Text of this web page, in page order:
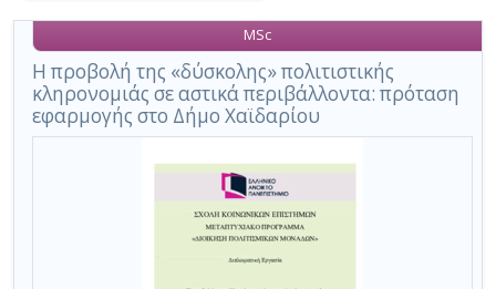
αποτέλεσμα
,
σύνολο
σελίδων
τα
αποτελέσματα
αναζήτησης:
Η προβολή της «δύσκολης» πολιτιστικής
κληρονομιάς σε αστικά περιβάλλοντα: πρόταση
εφαρμογής στο Δήμο Χαϊδαρίου
MSc